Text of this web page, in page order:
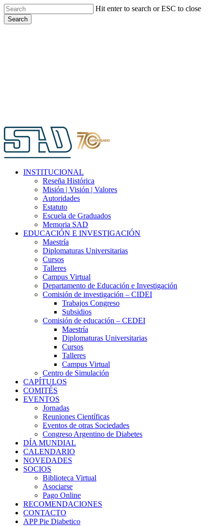
Skip
to
main
Hit enter to search or ESC to close
Search
Menu
INSTITUCIONAL
Reseña Histórica
Misión | Visión | Valores
Autoridades
Estatuto
Escuela de Graduados
Memoria SAD
EDUCACIÓN E INVESTIGACIÓN
Maestría
Diplomaturas Universitarias
Cursos
Talleres
Campus Virtual
Departamento de Educación e Investigación
Comisión de investigación – CIDEI
Trabajos Congreso
Subsidios
Comisión de educación – CEDEI
Maestría
Diplomaturas Universitarias
Cursos
Talleres
Campus Virtual
Centro de Simulación
CAPÍTULOS
COMITÉS
EVENTOS
Jornadas
Reuniones Científicas
Eventos de otras Sociedades
Congreso Argentino de Diabetes
DÍA MUNDIAL
CALENDARIO
NOVEDADES
SOCIOS
Biblioteca Virtual
Asociarse
Pago Online
RECOMENDACIONES
CONTACTO
APP Pie Diabetico